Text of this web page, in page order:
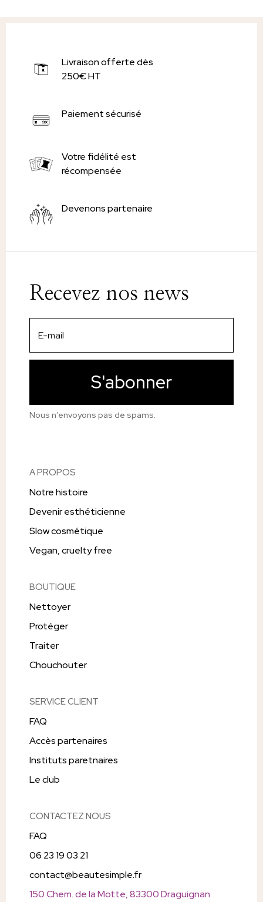
Livraison offerte dès
250€ HT
Paiement sécurisé
Votre fidélité est
récompensée
Devenons partenaire
Recevez nos news
S'abonner
Nous n’envoyons pas de spams.
A PROPOS
Notre histoire
Devenir esthéticienne
Slow cosmétique
Vegan, cruelty free
BOUTIQUE
Nettoyer
Protéger
Traiter
Chouchouter
SERVICE CLIENT
FAQ
Accès partenaires
Instituts paretnaires
Le club
CONTACTEZ NOUS
FAQ
06 23 19 03 21
contact@beautesimple.fr
150 Chem. de la Motte, 83300 Draguignan